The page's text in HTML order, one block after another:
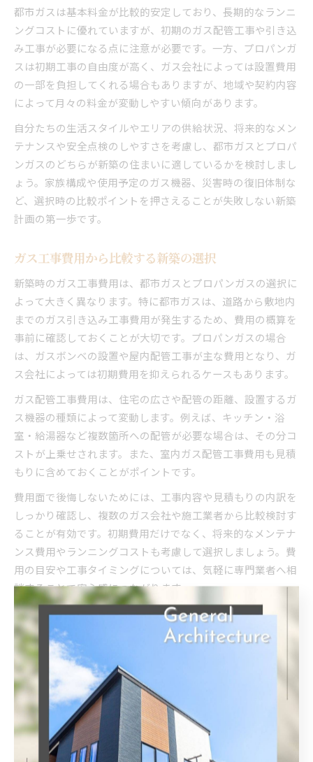
都市ガスは基本料金が比較的安定しており、長期的なランニ
ングコストに優れていますが、初期のガス配管工事や引き込
み工事が必要になる点に注意が必要です。一方、プロパンガ
スは初期工事の自由度が高く、ガス会社によっては設置費用
の一部を負担してくれる場合もありますが、地域や契約内容
によって月々の料金が変動しやすい傾向があります。
自分たちの生活スタイルやエリアの供給状況、将来的なメン
テナンスや安全点検のしやすさを考慮し、都市ガスとプロパ
ンガスのどちらが新築の住まいに適しているかを検討しまし
ょう。家族構成や使用予定のガス機器、災害時の復旧体制な
ど、選択時の比較ポイントを押さえることが失敗しない新築
計画の第一歩です。
ガス工事費用から比較する新築の選択
新築時のガス工事費用は、都市ガスとプロパンガスの選択に
よって大きく異なります。特に都市ガスは、道路から敷地内
までのガス引き込み工事費用が発生するため、費用の概算を
事前に確認しておくことが大切です。プロパンガスの場合
は、ガスボンベの設置や屋内配管工事が主な費用となり、ガ
ス会社によっては初期費用を抑えられるケースもあります。
ガス配管工事費用は、住宅の広さや配管の距離、設置するガ
ス機器の種類によって変動します。例えば、キッチン・浴
室・給湯器など複数箇所への配管が必要な場合は、その分コ
ストが上乗せされます。また、室内ガス配管工事費用も見積
もりに含めておくことがポイントです。
費用面で後悔しないためには、工事内容や見積もりの内訳を
しっかり確認し、複数のガス会社や施工業者から比較検討す
ることが有効です。初期費用だけでなく、将来的なメンテナ
ンス費用やランニングコストも考慮して選択しましょう。費
用の目安や工事タイミングについては、気軽に専門業者へ相
談することで安心感につながります。
新築で知るべき都市ガス引き込み事情
新築住宅で都市ガスを利用する場合、ガス引き込み工事の流
れを理解しておくことが大切です。都市ガス引き込みは、道
路本管から敷地内へガス管を延ばす工事が必要となり、着工
時のタイミングや申請手続きが発生します。工事には一定の
期間がかかるため、住宅本体の工事スケジュールと合わせて
早めに手配することがポイントです。